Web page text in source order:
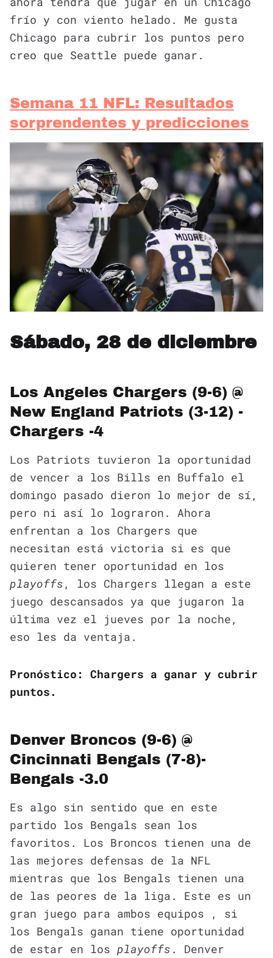
frío y con viento helado. Me gusta
Chicago para cubrir los puntos pero
creo que Seattle puede ganar.
Semana 11 NFL: Resultados
sorprendentes y predicciones
Sábado, 28 de diciembre
Los Angeles Chargers (9-6) @
New England Patriots (3-12) -
Chargers -4
Los Patriots tuvieron la oportunidad
de vencer a los Bills en Buffalo el
domingo pasado dieron lo mejor de sí,
pero ni así lo lograron. Ahora
enfrentan a los Chargers que
necesitan está victoria si es que
quieren tener oportunidad en los
playoffs , los Chargers llegan a este
juego descansados ya que jugaron la
última vez el jueves por la noche,
eso les da ventaja.
Pronóstico: Chargers a ganar y cubrir
puntos.
Denver Broncos (9-6) @
Cincinnati Bengals (7-8)-
Bengals -3.0
Es algo sin sentido que en este
partido los Bengals sean los
favoritos. Los Broncos tienen una de
las mejores defensas de la NFL
mientras que los Bengals tienen una
de las peores de la liga. Este es un
gran juego para ambos equipos , si
los Bengals ganan tiene oportunidad
de estar en los playoffs . Denver